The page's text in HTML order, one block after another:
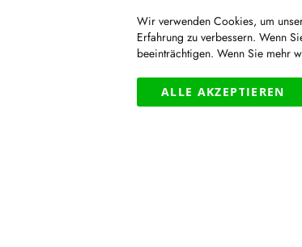
© Modehaus Garhammer GmbH | Newsletter |
Wir verwenden Cookies, um
Erfahrung zu verbessern. Wenn
beeinträchtigen. Wenn Sie mehr
ALLE AKZEPTIEREN